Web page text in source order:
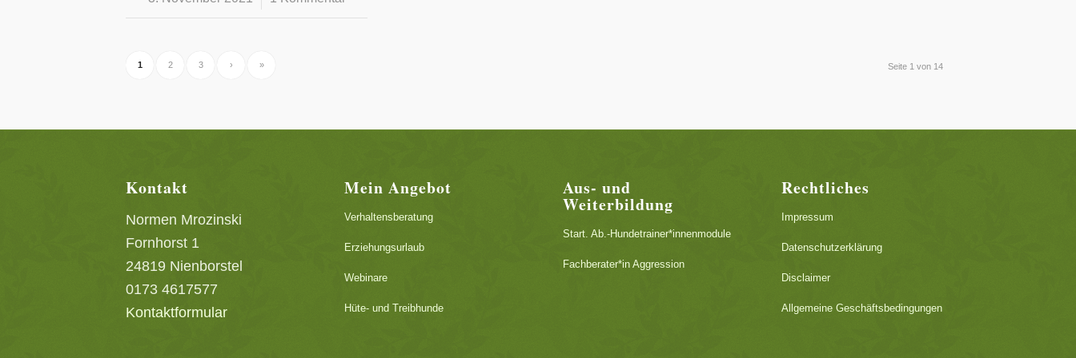
Seite 1 von 14
1 2 3 › »
Kontakt
Normen Mrozinski
Fornhorst 1
24819 Nienborstel
0173 4617577
Kontaktformular
Mein Angebot
Verhaltensberatung
Erziehungsurlaub
Webinare
Hüte- und Treibhunde
Aus- und
Weiterbildung
Start. Ab.-Hundetrainer*innenmodule
Fachberater*in Aggression
Rechtliches
Impressum
Datenschutzerklärung
Disclaimer
Allgemeine Geschäftsbedingungen